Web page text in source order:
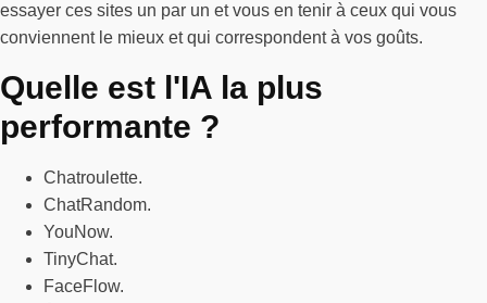
essayer ces sites un par un et vous en tenir à ceux qui vous
conviennent le mieux et qui correspondent à vos goûts.
Quelle est l'IA la plus
performante ?
Chatroulette.
ChatRandom.
YouNow.
TinyChat.
FaceFlow.